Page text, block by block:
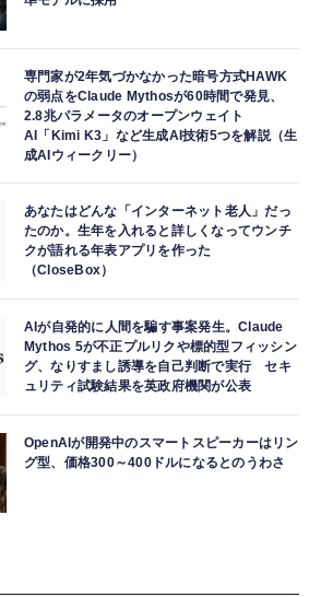
専門家が2年気づかなかった暗号方式HAWK
の弱点をClaude Mythosが60時間で発見、
2.8兆パラメータのオープンウェイト
AI「Kimi K3」など生成AI技術5つを解説（生
成AIウィークリー）
あなたはどんな「インターネット老人」だっ
たのか。生年を入れると詳しくなってウンチ
クが語れる年表アプリを作った
（CloseBox）
AIが自発的に人間を騙す事案発生。Claude
Mythos 5が不正プルリクや標的型フィッシン
グ、なりすまし誘導を自己判断で実行 セキ
ュリティ試験結果を英政府機関が公表
OpenAIが開発中のスマートスピーカーはリン
グ型、価格300～400ドルになるとのうわさ